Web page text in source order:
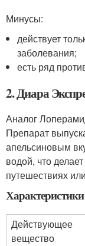
Минусы:
действует
заболевания;
есть ряд
2. Диара
Аналог
Препарат
апельсиновым
водой, что
путешествиях
Характеристики
Действующее
вещество